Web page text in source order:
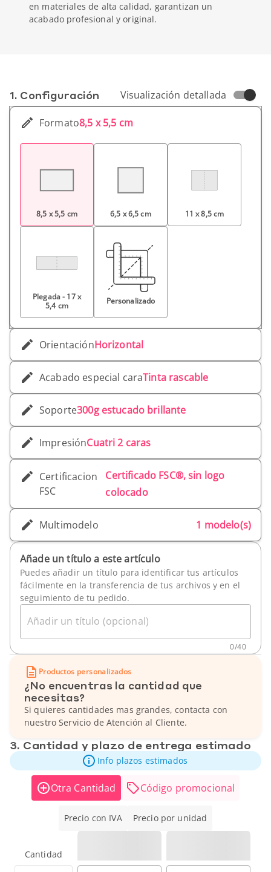
en materiales de alta calidad, garantizan un
acabado profesional y original.
1. Conf­iguración Visualización detallada
Formato8,5 x 5,5 cm
8,5 x 5,5 cm 6,5 x 6,5 cm 11 x 8,5 cm
Plegada - 17 x
5,4 cm
Personalizado
OrientaciónHorizontal
Acabado especial caraTinta rascable
Soporte300g estucado brillante
ImpresiónCuatri 2 caras
Certificacion
FSC
Certificado FSC®, sin logo
colocado
Multimodelo 1 modelo(s)
Añade un título a este artículo
Puedes añadir un título para identificar tus artículos
fácilmente en la transferencia de tus archivos y en el
seguimiento de tu pedido.
Añadir un título (opcional)
0/40
Productos personalizados
¿No encuentras la cantidad que
necesitas?
Si quieres cantidades mas grandes, contacta con
nuestro Servicio de Atención al Cliente.
3. Cantidad y plazo de entrega estimado
Info plazos estimados
Otra Cantidad Código promocional
Precio con IVA Precio por unidad
Cantidad